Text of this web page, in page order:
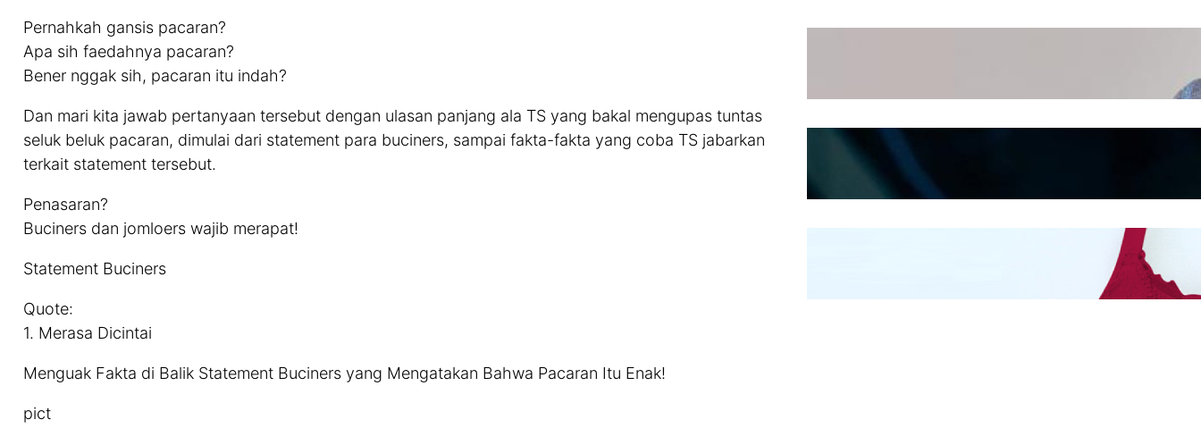
Pernahkah gansis pacaran?
Apa sih faedahnya pacaran?
Bener nggak sih, pacaran itu indah?
Dan mari kita jawab pertanyaan tersebut dengan ulasan panjang ala TS yang bakal mengupas tuntas
seluk beluk pacaran, dimulai dari statement para buciners, sampai fakta-fakta yang coba TS jabarkan
terkait statement tersebut.
Penasaran?
Buciners dan jomloers wajib merapat!
Statement Buciners
Quote:
1. Merasa Dicintai
Menguak Fakta di Balik Statement Buciners yang Mengatakan Bahwa Pacaran Itu Enak!
pict
Wanita Pamer Pakaian
Kepribadian
Mengintip Kepribadian
Wanita Dari Warna Bra